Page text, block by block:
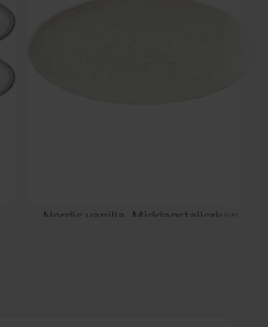
Nordic vanilla, Middagstallerken,